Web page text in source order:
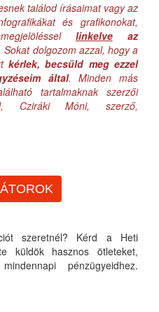
találod írásaimat vagy az
és grafikonokat,
linkelveaz
dolgozom azzal, hogy a
kérlek, becsüld meg ezzel
által. Minden más
tartalmaknak szerzői
Cziráki Móni, szerző,
szeretnél? Kérd a Heti
küldök hasznos ötleteket,
pénzügyeidhez.